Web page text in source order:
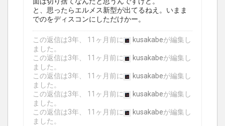
と、思ったらエルメス新型が出てるねえ。いまま
でのをディスコンにしただけかー。
この返信は3年、 11ヶ月前に kusakabeが編集し
ました。
この返信は3年、 11ヶ月前に
kusakabeが編集し
ました。
この返信は3年、 11ヶ月前に
kusakabeが編集し
ました。
この返信は3年、 11ヶ月前に
kusakabeが編集し
ました。
この返信は3年、 11ヶ月前に
kusakabeが編集し
ました。